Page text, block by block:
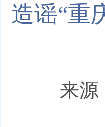
造谣“重
来源